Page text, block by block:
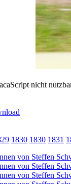
nicht
1830 1830 1831